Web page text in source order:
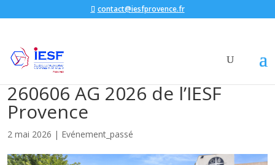
contact@iesfprovence.fr
260606 AG 2026 de l’IESF
Provence
2 mai 2026 | Evénement_passé